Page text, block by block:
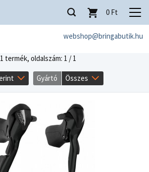
webshop@bringabutik.hu
0 Ft
1 termék, oldalszám: 1 / 1
Gyártó Összes